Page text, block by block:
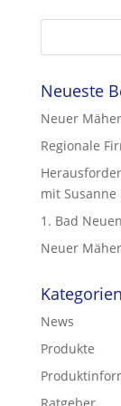
Neueste
Neuer
Regionale
mit
1. Bad
Neuer
Kategorien
News
Produkte